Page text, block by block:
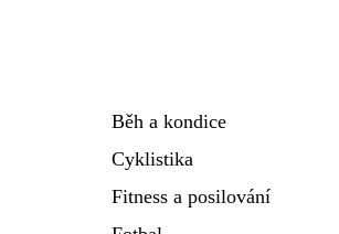
Běh a kondice
Cyklistika
Fitness a posilování